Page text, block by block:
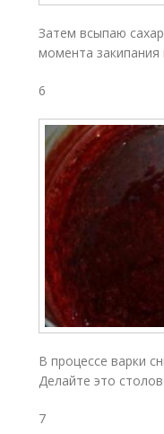
Затем всыпаю
момента
6
В процессе варки
Делайте это
7